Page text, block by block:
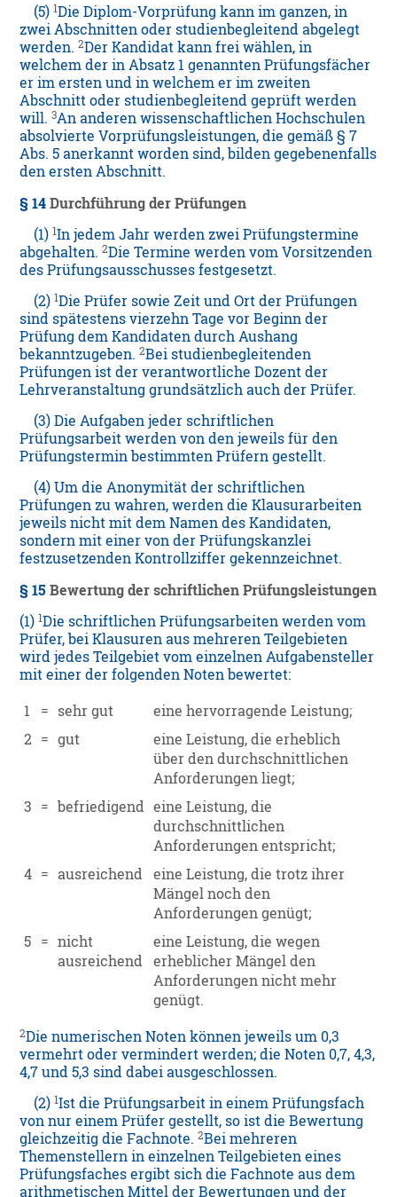
(5)1Die Diplom-Vorprüfung kann im ganzen, in
zwei Abschnitten oder studienbegleitend abgelegt
werden.2Der Kandidat kann frei wählen, in
welchem der in Absatz 1 genannten Prüfungsfächer
er im ersten und in welchem er im zweiten
Abschnitt oder studienbegleitend geprüft werden
will.3An anderen wissenschaftlichen Hochschulen
absolvierte Vorprüfungsleistungen, die gemäß § 7
Abs. 5 anerkannt worden sind, bilden gegebenenfalls
den ersten Abschnitt.
§ 14 Durchführung der Prüfungen
(1)1In jedem Jahr werden zwei Prüfungstermine
abgehalten.2Die Termine werden vom Vorsitzenden
des Prüfungsausschusses festgesetzt.
(2)1Die Prüfer sowie Zeit und Ort der Prüfungen
sind spätestens vierzehn Tage vor Beginn der
Prüfung dem Kandidaten durch Aushang
bekanntzugeben.2Bei studienbegleitenden
Prüfungen ist der verantwortliche Dozent der
Lehrveranstaltung grundsätzlich auch der Prüfer.
(3) Die Aufgaben jeder schriftlichen
Prüfungsarbeit werden von den jeweils für den
Prüfungstermin bestimmten Prüfern gestellt.
(4) Um die Anonymität der schriftlichen
Prüfungen zu wahren, werden die Klausurarbeiten
jeweils nicht mit dem Namen des Kandidaten,
sondern mit einer von der Prüfungskanzlei
festzusetzenden Kontrollziffer gekennzeichnet.
§ 15 Bewertung der schriftlichen Prüfungsleistungen
(1)1Die schriftlichen Prüfungsarbeiten werden vom
Prüfer, bei Klausuren aus mehreren Teilgebieten
wird jedes Teilgebiet vom einzelnen Aufgabensteller
mit einer der folgenden Noten bewertet:
1 = sehr gut
eine hervorragende Leistung;
2 = gut
eine Leistung, die erheblich
über den durchschnittlichen
Anforderungen liegt;
3 = befriedigend eine Leistung, die
durchschnittlichen
Anforderungen entspricht;
4 = ausreichend
eine Leistung, die trotz ihrer
Mängel noch den
Anforderungen genügt;
5 = nicht
ausreichend
eine Leistung, die wegen
erheblicher Mängel den
Anforderungen nicht mehr
genügt.
2Die numerischen Noten können jeweils um 0,3
vermehrt oder vermindert werden; die Noten 0,7, 4,3,
4,7 und 5,3 sind dabei ausgeschlossen.
(2)1Ist die Prüfungsarbeit in einem Prüfungsfach
von nur einem Prüfer gestellt, so ist die Bewertung
gleichzeitig die Fachnote.2Bei mehreren
Themenstellern in einzelnen Teilgebieten eines
Prüfungsfaches ergibt sich die Fachnote aus dem
arithmetischen Mittel der Bewertungen und der